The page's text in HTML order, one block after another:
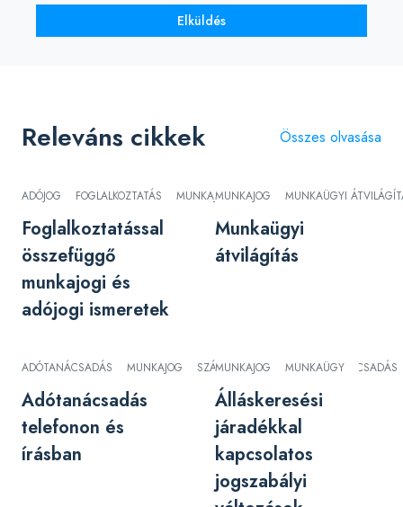
Elküldés
Releváns cikkek Összes olvasása
ADÓJOG FOGLALKOZTATÁS MUNKAJOG
Foglalkoztatással
összefüggő
munkajogi és
adójogi ismeretek
MUNKAJOG MUNKAÜGYI
Munkaügyi
átvilágítás
ADÓTANÁCSADÁS MUNKAJOG SZÁMVITEL TELEFONOS TANÁCSADÁS
Adótanácsadás
telefonon és
írásban
MUNKAJOG MUNKAÜGY
Álláskeresési
járadékkal
kapcsolatos
jogszabályi